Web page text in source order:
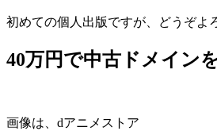
初めての個人出版ですが、どうぞよ
40万円で中古ドメイン
画像は、dアニメストア